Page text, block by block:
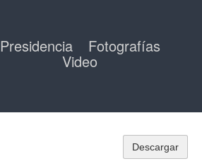
Presidencia Fotografías
Video
Descargar